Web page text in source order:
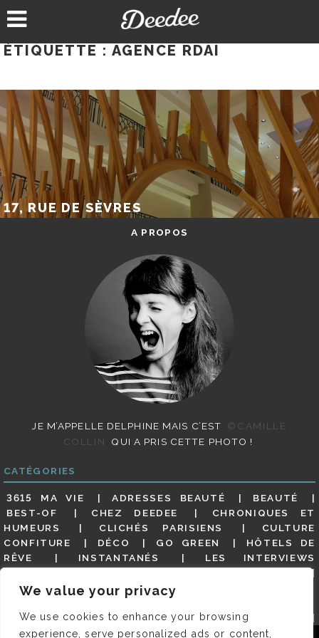
We value your privacy
We use cookies to enhance your browsing
experience, serve personalized ads or content,
au
ÉTIQUETTE : AGENCE RDAI
17, RUE DE SÈVRES
A PROPOS
JE M’APPELLE DELPHINE MAIS C’EST
©CAMILLE
COLLIN
QUI A PRIS CETTE PHOTO !
CATÉGORIES
3615 MA VIE ADRESSES BEAUTÉ
BEAUTÉ
BEST-OF
CHEZ DEEDEE
CHRONIQUES ET
HUMEURS
CLICHÉS PARISIENS
CULTURE
CONFITURE
DÉCO GO GREEN
HÔTELS DE
RÊVE
INSTANTANÉS
LES INTERVIEWS
MES ADRESSES
MODE NON CLASSÉ
GUIDE
PARIS EN PHOTOS
RESTAURANTS
REVUE DE PRESSE DÉTAILLÉE, SIOU PLAIT